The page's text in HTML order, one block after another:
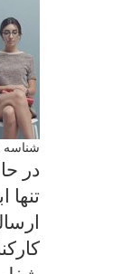
شناسه خبر : 97356 | تاریخ انتشار : 30 ژوئن 2025
در
تنها